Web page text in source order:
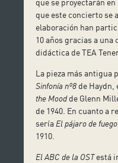
que se proyectarán
que este concierto se
elaboración han
10 años gracias a
didáctica de TEA
La pieza más antigua
Sinfoníanº8 de Haydn,
the Moodde Glenn
de 1940. En cuanto a
sería El pájaro de fuego
1910.
El ABC de la OSTestá